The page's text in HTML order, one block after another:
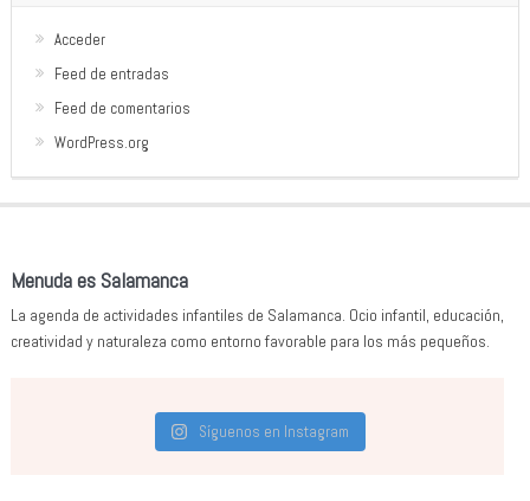
Acceder
Feed de entradas
Feed de comentarios
WordPress.org
Menuda es Salamanca
La agenda de actividades infantiles de Salamanca. Ocio infantil, educación,
creatividad y naturaleza como entorno favorable para los más pequeños.
Síguenos en Instagram